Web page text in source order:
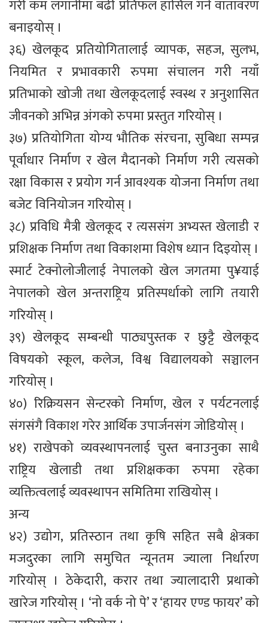
गरी कम लगानीमा बढी प्रतिफल हासिल गर्ने वातावरण
बनाइयोस् ।
३६) खेलकूद प्रतियोगितालाई व्यापक, सहज, सुलभ,
नियमित र प्रभावकारी रुपमा संचालन गरी नयाँ
प्रतिभाको खोजी तथा खेलकूदलाई स्वस्थ र अनुशासित
जीवनको अभिन्न अंगको रुपमा प्रस्तुत गरियोस् ।
३७) प्रतियोगिता योग्य भौतिक संरचना, सुबिधा सम्पन्न
पूर्वाधार निर्माण र खेल मैदानको निर्माण गरी त्यसको
रक्षा विकास र प्रयोग गर्न आवश्यक योजना निर्माण तथा
बजेट विनियोजन गरियोस् ।
३८) प्रविधि मैत्री खेलकूद र त्यससंग अभ्यस्त खेलाडी र
प्रशिक्षक निर्माण तथा विकाशमा विशेष ध्यान दिइयोस् ।
स्मार्ट टेक्नोलोजीलाई नेपालको खेल जगतमा पु¥याई
नेपालको खेल अन्तराष्ट्रिय प्रतिस्पर्धाको लागि तयारी
गरियोस् ।
३९) खेलकूद सम्बन्धी पाठ्यपुस्तक र छुट्टै खेलकूद
विषयको स्कूल, कलेज, विश्व विद्यालयको सञ्चालन
गरियोस् ।
४०) रिक्रियसन सेन्टरको निर्माण, खेल र पर्यटनलाई
संगसंगै विकाश गरेर आर्थिक उपार्जनसंग जोडियोस् ।
४१) राखेपको व्यवस्थापनलाई चुस्त बनाउनुका साथै
राष्ट्रिय खेलाडी तथा प्रशिक्षकका रुपमा रहेका
व्यक्तित्वलाई व्यवस्थापन समितिमा राखियोस् ।
अन्य
४२) उद्योग, प्रतिस्ठान तथा कृषि सहित सबै क्षेत्रका
मजदुरका लागि समुचित न्यूनतम ज्याला निर्धारण
गरियोस् । ठेकेदारी, करार तथा ज्यालादारी प्रथाको
खारेज गरियोस् । ‘नो वर्क नो पे’ र ‘हायर एण्ड फायर’ को